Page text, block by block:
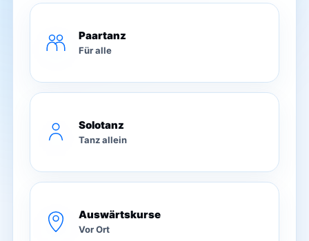
Paartanz
Für alle
Solotanz
Tanz allein
Auswärtskurse
Vor Ort